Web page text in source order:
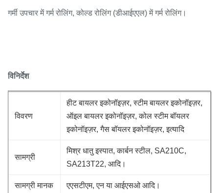
गर्मी उपचार में गर्म रोलिंग, कोल्ड रोलिंग (डीआईएएल) में गर्म रोलिंग।
विनिर्देश
विवरण
हीट बायलर इकोनॉइज़र, स्टीम बायलर इकोनॉइज़र,
ऑइल बायलर इकोनॉइज़र, कोल स्टीम बॉयलर
इकोनॉइज़र, गैस बॉयलर इकोनॉइज़र, इत्यादि
सामग्री
मिश्र धातु इस्पात, कार्बन स्टील, SA210C,
SA213T22, आदि।
सामग्री मानक एएसटीएम, एन या आईएसओ आदि।